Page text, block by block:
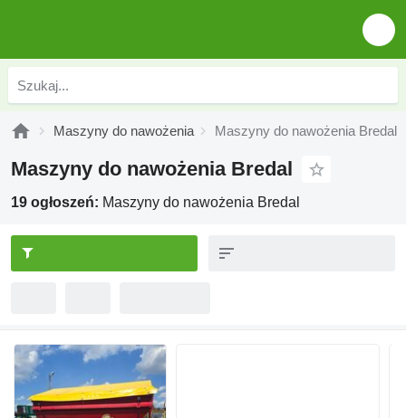
Maszyny do nawożenia Maszyny do nawożenia Bredal
Maszyny do nawożenia Bredal
19 ogłoszeń: Maszyny do nawożenia Bredal